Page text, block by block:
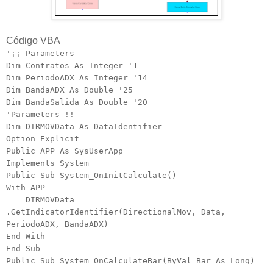
Código VBA
'¡¡ Parameters
Dim Contratos As Integer '1
Dim PeriodoADX As Integer '14
Dim BandaADX As Double '25
Dim BandaSalida As Double '20
'Parameters !!
Dim DIRMOVData As DataIdentifier
Option Explicit
Public APP As SysUserApp
Implements System
Public Sub System_OnInitCalculate()
With APP
DIRMOVData =
.GetIndicatorIdentifier(DirectionalMov, Data,
PeriodoADX, BandaADX)
End With
End Sub
Public Sub System_OnCalculateBar(ByVal Bar As Long)